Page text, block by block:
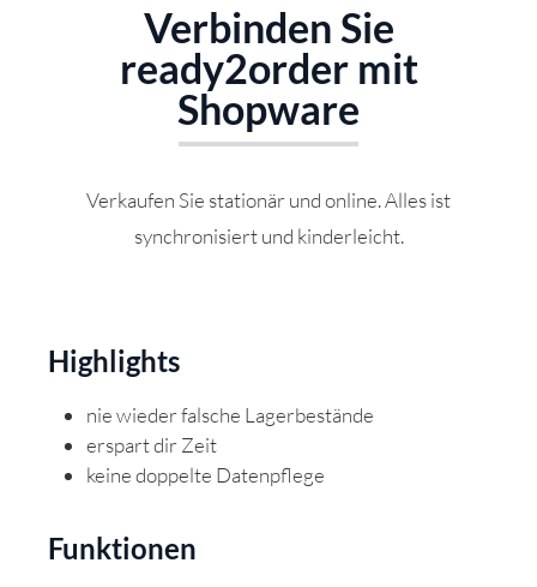
Verbinden Sie
ready2order mit
Shopware
Verkaufen Sie stationär und online. Alles ist
synchronisiert und kinderleicht.
Highlights
nie wieder falsche Lagerbestände
erspart dir Zeit
keine doppelte Datenpflege
Funktionen